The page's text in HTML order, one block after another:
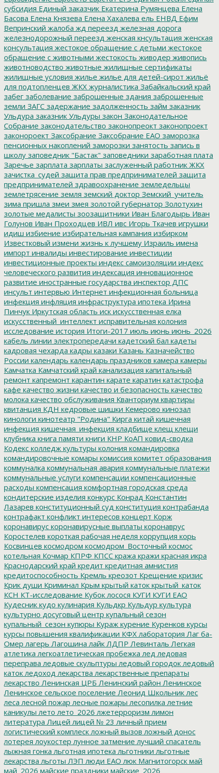
субсидия Единый заказчик Екатерина Румянцева Елена
Басова Елена Князева Елена Хахалева ель ЕНВД Ефим
Вепринский жалоба жд переезд железная дорога
железнодорожный переезд женская кнсультация женская
консультация жестокое обращение с детьми жестокое
обращение с животными жестокость живодер живопись
животноводство животные жилищные сертификаты
жилищные условия жилье жилье для детей-сирот жильё
для подтопленцев ЖКХ журналистика Забайкальский край
забег заболевание заброшенные здания заброшенные
земли ЗАГС задержание задолженность займ заказник
Ульдура заказник Ульдуры закон Законодательное
Собрание законодательство законопреокт законопроект
законороект Заксобрание Заксобрание ЕАО заморозка
пенсионных накоплений заморозки занятость запись в
школу заповедник "Бастак" заповедники заработная плата
Заречье зарплата зарплаты заслуженный работник ЖКХ
зачистка_судей защита прав предпринимателей защита
предпринимателей здравоохранение земледельцы
землетрясение земля земский доктор Земский_учитель
зима пришла змеи змея золотой губернатор Золотухин
золотые медалисты зоозащитники Иван Благодырь Иван
Голунов Иван Проходцев ИВЛ ивс Игорь Ткачев игрушки
идиш избиение избирательная кампания избирком
Известковый измени жизнь к лучшему Израиль имена
импорт инвалиды инвестирование инвестиции
инвестиционные проекты индекс самоизоляции индекс
человеческого развития индексация инновационное
развитие иностранные государства инспектор ДПС
инсульт интервью Интернет инфекционная больница
инфекция инфляция инфраструктура ипотека Ирина
Пинчук Иркутская область иск искусственная елка
искусственный_интеллект исправительная колония
исследование история Итоги-2017 июль июнь июнь_2026
кабель линии электропередачи кадетский бал кадеты
кадровая чехарда кадры казаки Казань Казначейство
России календарь календарь праздников камера камеры
Камчатка Камчатский край канализация капитальный
ремонт капремонт карантин карате каратин катастрофа
кафе качество жизни качество и безопасность качество
молока качество обслуживания Кванториум квартиры
квитанция КДН кедровые шишки Кемерово кинозал
кинологи кинотеатр "Родина" Кирга китай кишечная
инфекция кишечная_инфекция кладбище клещ клещи
клубника книга памяти книги КНР КоАП ковид-сводка
Кодекс колледж культуры колония командировка
командировочные комары комиссия комитет образования
коммуналка коммунальная авария коммунальные платежи
коммунальные услуги компенсации компенсационные
расходы компенсация комфортная городская среда
кондитерские изделия конкурс Конрад Константин
Лазарев конституционный суд конституция контрабанда
контрафакт конфликт интересов концерт Корж
коронавирус коронавирусные выплаты коронаврус
Коростелев короткая рабочая неделя коррупция корь
Косвинцев космодром космодром_Восточный космос
котельная Кочмар КПРФ КПСС кража кражи красная икра
Краснодарский край кредит кредитная амнистия
кредитоспособность Кремль креозот Крещение кризис
Крик души Криминал Крым крытый каток крытый_каток
КСН КТ-исследование Кубок лосося КУГИ КУГИ ЕАО
Кудесник кудо кулинария Кульдкр Кульдур культура
культурно досуговый центр купальный сезон
купальный_сезон купюры Кураж курение Куренков курсы
курсы повышения квалификации КФХ лаборатория Лаг ба-
Омер лагерь Лагошина лайк ЛДПР Левинталь Легкая
атлетика легкоатлетическая пробежка лед ледовая
переправа ледовые скульптуры ледовый городок ледовый
каток ледоход лекарства лекарственные препараты
лекарство Ленинская ЦРБ Ленинский район Ленинское
Ленинское сельское поселение Леонид Школьник лес
леса лесной пожар лесные пожары лесопилка летние
каникулы лето лето_2026 лжетерроризм лимон
литература Лицей лицей № 23 личный прием
логистический комплеск ложный вызов ложный донос
лотерея лоукостер лунное затмение лучший спасатель
лыжная гонка льготная ипотека льготники льготные
лекарства льготы ЛЭП люди ЕАО люк Магнитогорск май
май_2026 майские праздники майские_2026